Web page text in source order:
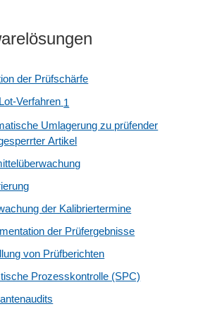
der Prüfschärfe
Verfahren 1
Umlagerung zu prüfender
Artikel
der Kalibriertermine
der Prüfergebnisse
von Prüfberichten
Prozesskontrolle (SPC)